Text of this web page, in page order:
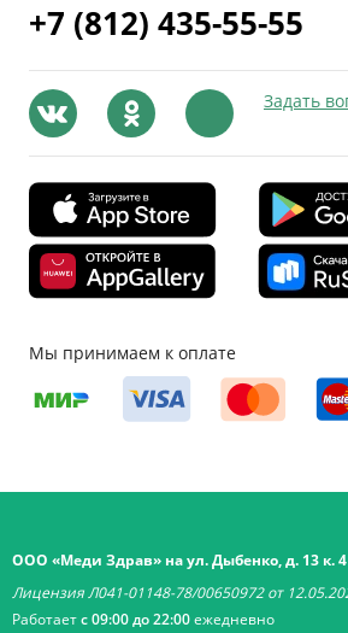
+7 (812) 435-55-55
Задать
Мы принимаем к оплате
ООО «Меди Здрав» на ул. Дыбенко, д. 13 к. 4
Лицензия Л041-01148-78/00650972 от
Работаетс 09:00 до 22:00ежедневно